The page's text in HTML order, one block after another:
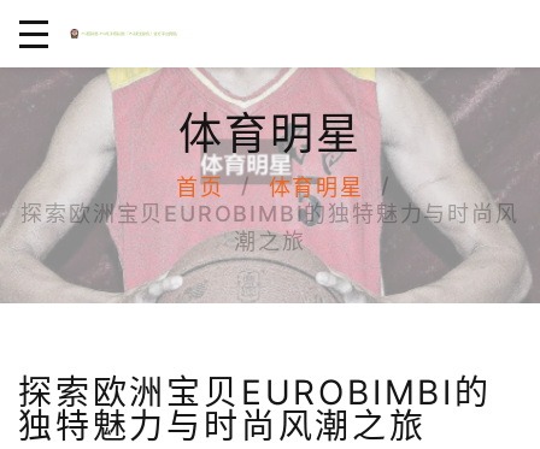
体育明星
首页
体育明星
探索欧洲宝贝EUROBIMBI的独特魅力与时尚风
潮之旅
探索欧洲宝贝EUROBIMBI的
独特魅力与时尚风潮之旅